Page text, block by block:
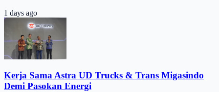
1 days ago
Kerja Sama Astra UD Trucks & Trans Migasindo
Demi Pasokan Energi